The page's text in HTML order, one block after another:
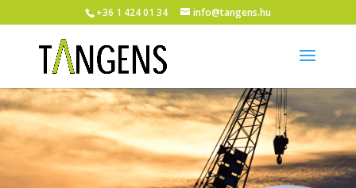
+36 1 424 01 34 info@tangens.hu